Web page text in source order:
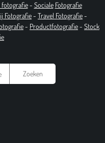
fotografie- Sociale Fotografie
Fotografie- Travel Fotografie-
- Productfotografie- Stock
Zoeken